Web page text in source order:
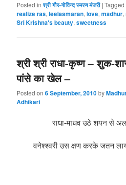
Posted in श्री गौर-गोविन्द स्मरण मंजरी |Tagged
realize ras,leelasmaran,love,madhur,
Sri Krishna's beauty,sweetness
श्री श्री राधा-कृष्ण – शुक-
पांसे का खेल –
Posted on6 September, 2010by
Adhikari
राधा-माधव उठे शयन से
वनेश्श्वरी उस क्षण करके जतन